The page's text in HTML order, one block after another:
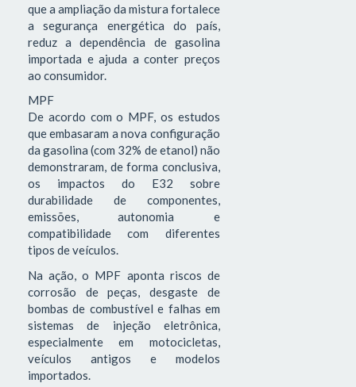
que a ampliação da mistura fortalece
a segurança energética do país,
reduz a dependência de gasolina
importada e ajuda a conter preços
ao consumidor.
MPF
De acordo com o MPF, os estudos
que embasaram a nova configuração
da gasolina (com 32% de etanol) não
demonstraram, de forma conclusiva,
os impactos do E32 sobre
durabilidade de componentes,
emissões, autonomia e
compatibilidade com diferentes
tipos de veículos.
Na ação, o MPF aponta riscos de
corrosão de peças, desgaste de
bombas de combustível e falhas em
sistemas de injeção eletrônica,
especialmente em motocicletas,
veículos antigos e modelos
importados.